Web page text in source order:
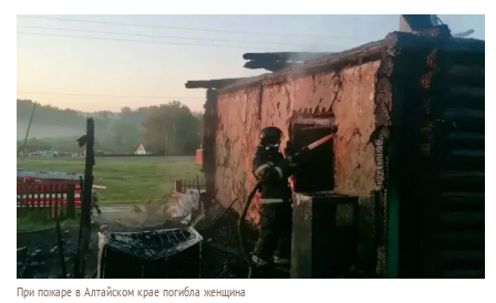
При пожаре в Алтайском крае погибла женщина